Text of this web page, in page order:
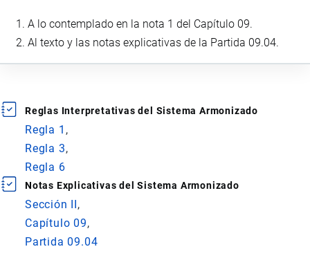
A lo contemplado en la nota 1 del Capítulo 09.
Al texto y las notas explicativas de la Partida 09.04.
Reglas Interpretativas del Sistema Armonizado
Regla 1
Regla 3
Regla 6
Notas Explicativas del Sistema Armonizado
Sección II
Capítulo 09
Partida 09.04